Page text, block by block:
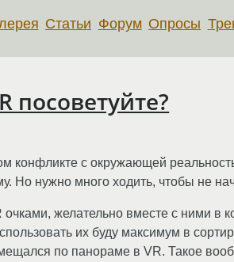
Статьи Форум Опросы
посоветуйте?
конфликте с окружающей
Но нужно много ходить, чтобы не
желательно вместе с ними в
их буду максимум в
по панораме в VR. Такое